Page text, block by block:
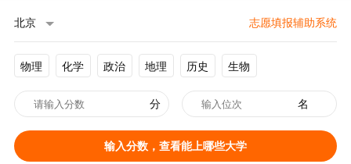
北京 志愿填报辅助系统
物理 化学 政治 地理 历史 生物
分 名
输入分数，查看能上哪些大学